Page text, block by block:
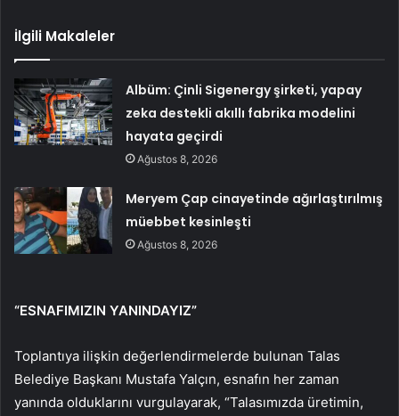
İlgili Makaleler
Albüm: Çinli Sigenergy şirketi, yapay
zeka destekli akıllı fabrika modelini
hayata geçirdi
Ağustos 8, 2026
Meryem Çap cinayetinde ağırlaştırılmış
müebbet kesinleşti
Ağustos 8, 2026
“ESNAFIMIZIN YANINDAYIZ”
Toplantıya ilişkin değerlendirmelerde bulunan Talas
Belediye Başkanı Mustafa Yalçın, esnafın her zaman
yanında olduklarını vurgulayarak, “Talasımızda üretimin,